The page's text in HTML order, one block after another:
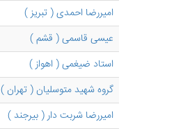
امیررضا احمدی ( تبریز )
عیسی قاسمی ( قشم )
استاد ضیغمی ( اهواز )
گروه شهید متوسلیان ( تهران )
امیررضا شربت دار ( بیرجند )